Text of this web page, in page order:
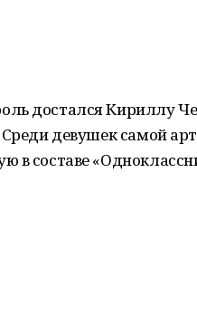
достался Кириллу
девушек самой
в составе